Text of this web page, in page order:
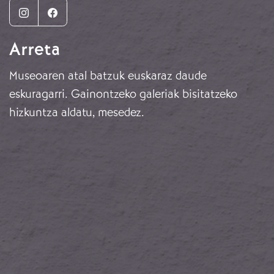
InstagramFacebook
Arreta
Museoaren atal batzuk euskaraz daude
eskuragarri. Gainontzeko galeriak bisitatzeko
hizkuntza aldatu, mesedez.